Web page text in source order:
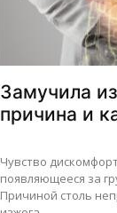
Замучила
причина и
Чувство
появляющееся за
Причиной столь